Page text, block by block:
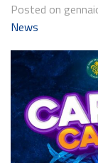
Posted on
News